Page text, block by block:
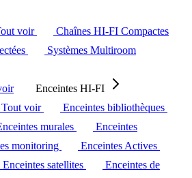
voir
Chaînes HI-FI Compactes
Systèmes Multiroom
Enceintes HI-FI
Tout voir
Enceintes bibliothèques
murales
Enceintes
monitoring
Enceintes Actives
Enceintes satellites
Enceintes de